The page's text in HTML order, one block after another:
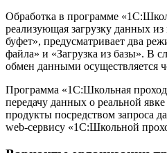
Обработка в программе
реализующая загрузку данных
буфет», предусматривает два
файла» и «Загрузка из базы». В
обмен данными осуществляется
Программа «1С:Школьная
передачу данных о реальной
продукты посредством запроса
web-сервису «1С:Школьной